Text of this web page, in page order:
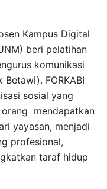
Kampus Digital
beri pelatihan
komunikasi
Betawi). FORKABI
sosial yang
mendapatkan
yayasan, menjadi
profesional,
taraf hidup